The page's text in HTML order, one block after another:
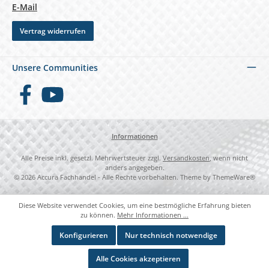
E-Mail
Vertrag widerrufen
Unsere Communities
FacebookYouTube
Informationen
Alle Preise inkl. gesetzl. Mehrwertsteuer zzgl. Versandkosten, wenn nicht
anders angegeben.
© 2026 Accura Fachhandel - Alle Rechte vorbehalten. Theme by ThemeWare®
Diese Website verwendet Cookies, um eine bestmögliche Erfahrung bieten
zu können. Mehr Informationen ...
Nur technisch notwendige
Konfigurieren
Alle Cookies akzeptieren